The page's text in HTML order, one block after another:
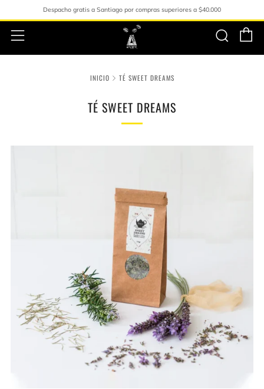
Despacho gratis a Santiago por compras superiores a $40.000
Menú
INICIO TÉ SWEET DREAMS
TÉ SWEET DREAMS